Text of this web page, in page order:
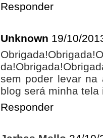
Responder
Unknown 19/10/
sem poder levar na
blog será minha tela
Responder